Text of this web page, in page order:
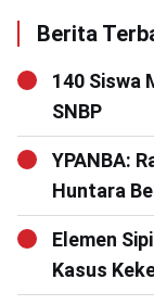
Berita
140 Siswa
SNBP
YPANBA:
Huntara
Elemen
Kasus